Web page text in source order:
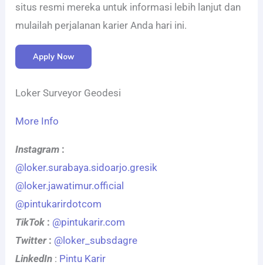
situs resmi mereka untuk informasi lebih lanjut dan
mulailah perjalanan karier Anda hari ini.
Apply Now
Loker Surveyor Geodesi
More Info
Instagram :
@loker.surabaya.sidoarjo.gresik
@loker.jawatimur.official
@pintukarirdotcom
TikTok : @pintukarir.com
Twitter: @loker_subsdagre
LinkedIn : Pintu Karir